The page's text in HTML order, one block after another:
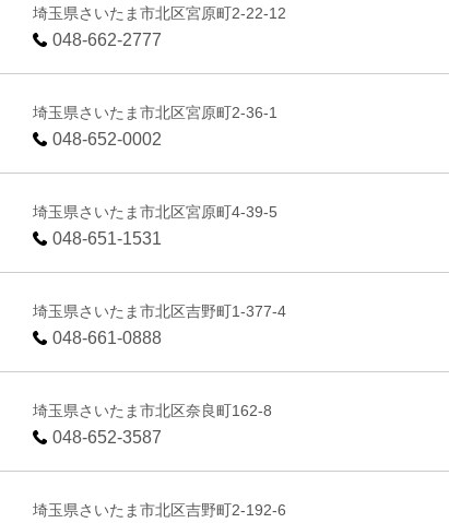
埼玉県さいたま市北区宮原町2-22-12
048-662-2777
埼玉県さいたま市北区宮原町2-36-1
048-652-0002
埼玉県さいたま市北区宮原町4-39-5
048-651-1531
埼玉県さいたま市北区吉野町1-377-4
048-661-0888
埼玉県さいたま市北区奈良町162-8
048-652-3587
埼玉県さいたま市北区吉野町2-192-6